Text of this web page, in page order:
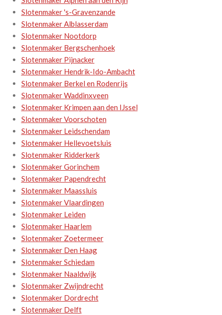
Slotenmaker 's-Gravenzande
Slotenmaker Alblasserdam
Slotenmaker Nootdorp
Slotenmaker Bergschenhoek
Slotenmaker Pijnacker
Slotenmaker Hendrik-Ido-Ambacht
Slotenmaker Berkel en Rodenrijs
Slotenmaker Waddinxveen
Slotenmaker Krimpen aan den IJssel
Slotenmaker Voorschoten
Slotenmaker Leidschendam
Slotenmaker Hellevoetsluis
Slotenmaker Ridderkerk
Slotenmaker Gorinchem
Slotenmaker Papendrecht
Slotenmaker Maassluis
Slotenmaker Vlaardingen
Slotenmaker Leiden
Slotenmaker Haarlem
Slotenmaker Zoetermeer
Slotenmaker Den Haag
Slotenmaker Schiedam
Slotenmaker Naaldwijk
Slotenmaker Zwijndrecht
Slotenmaker Dordrecht
Slotenmaker Delft